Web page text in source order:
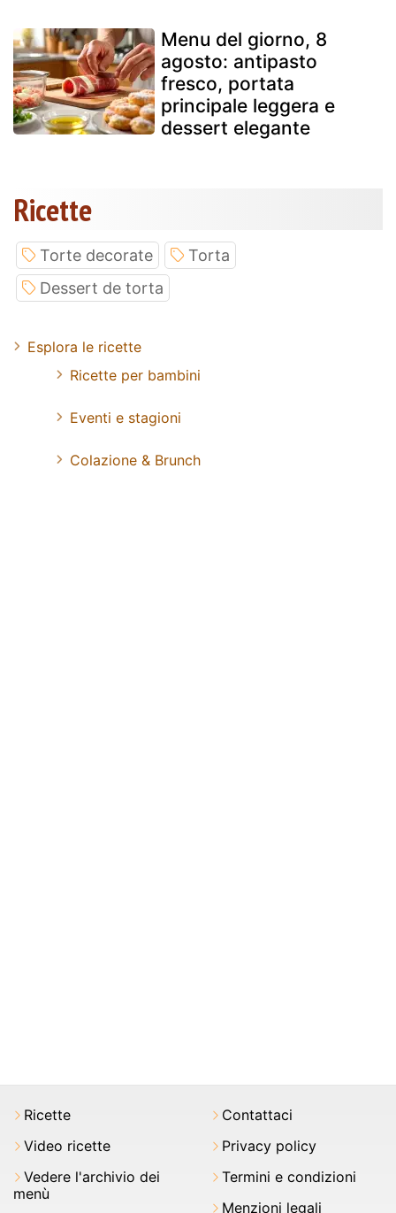
Menu del giorno, 8
agosto: antipasto
fresco, portata
principale leggera e
dessert elegante
Ricette
Torte decorate
Torta
Dessert de torta
Esplora le ricette
Ricette per bambini
Eventi e stagioni
Colazione & Brunch
Ricette
Video ricette
Vedere l'archivio dei
menù
Contattaci
Privacy policy
Termini e condizioni
Menzioni legali